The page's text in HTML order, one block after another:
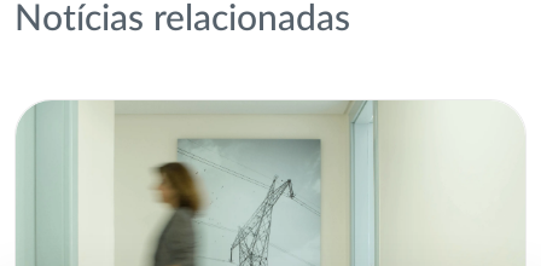
Notícias relacionadas